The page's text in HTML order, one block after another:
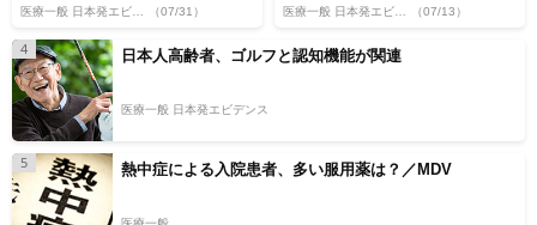
医療一般 日本発エビデンス （07/31） 医療一般 日本発エビデンス （07/13）
4 日本人高齢者、ゴルフと認知機能が関連
医療一般 日本発エビデンス
5 熱中症による入院患者、多い服用薬は？／MDV